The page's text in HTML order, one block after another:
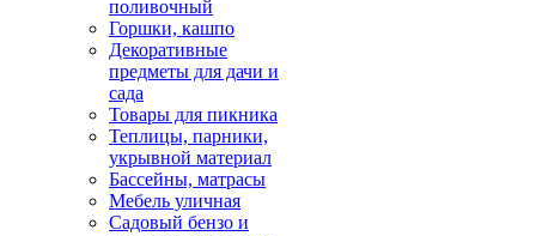
поливочный
Горшки, кашпо
Декоративные
предметы для дачи и
сада
Товары для пикника
Теплицы, парники,
укрывной материал
Бассейны, матрасы
Мебель уличная
Садовый бензо и